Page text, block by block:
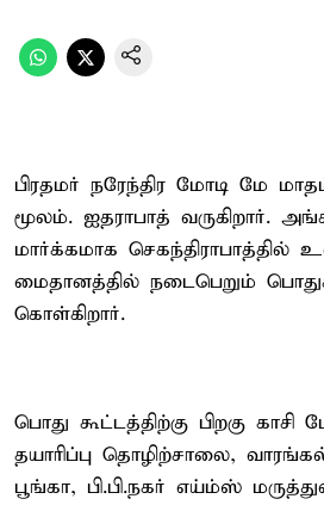
பிரதமர் நரேந்திர மோடி மே
மூலம். ஐதராபாத் வருகிறார்.
மார்க்கமாக
மைதானத்தில் நடைபெறும்
கொள்கிறார்.
பொது கூட்டத்திற்கு பிறகு காசி
தயாரிப்பு தொழிற்சாலை,
பூங்கா, பி.பி.நகர் எய்ம்ஸ்